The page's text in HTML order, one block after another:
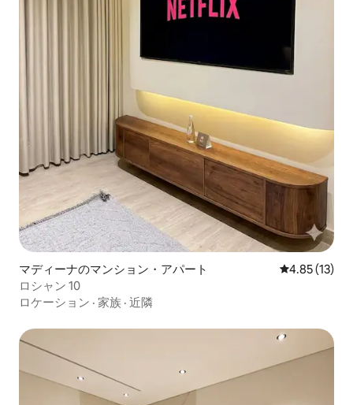
マディーナのマンション・アパート レビュー13
4.85 (13)
ロシャン 10
ロケーション · 家族 · 近隣